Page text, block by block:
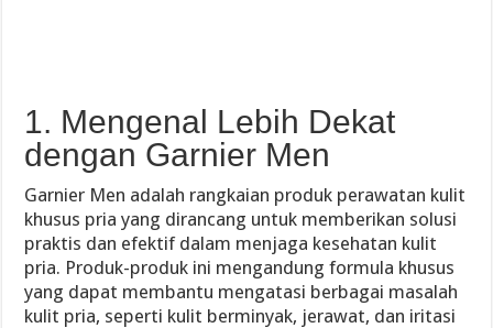
1. Mengenal Lebih Dekat
dengan Garnier Men
Garnier Men adalah rangkaian produk perawatan kulit
khusus pria yang dirancang untuk memberikan solusi
praktis dan efektif dalam menjaga kesehatan kulit
pria. Produk-produk ini mengandung formula khusus
yang dapat membantu mengatasi berbagai masalah
kulit pria, seperti kulit berminyak, jerawat, dan iritasi